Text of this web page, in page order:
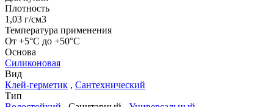
Плотность
1,03 г/см3
Температура применения
От +5°С до +50°С
Основа
Силиконовая
Вид
Клей-герметик , Сантехнический
Тип